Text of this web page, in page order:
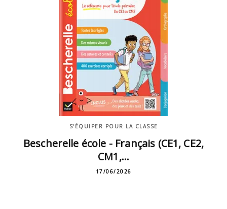
S'ÉQUIPER POUR LA CLASSE
Bescherelle école - Français (CE1, CE2,
CM1,…
17/06/2026